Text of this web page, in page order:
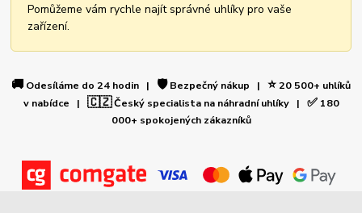
Pomůžeme vám rychle najít správné uhlíky pro vaše
zařízení.
🚚 Odesíláme do 24 hodin | 🛡️Bezpečný nákup | ⭐20 500+ uhlíků
v nabídce | 🇨🇿Český specialista na náhradní uhlíky | ✅180
000+ spokojených zákazníků